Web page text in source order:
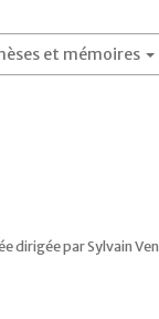
et mémoires
dirigée par Sylvain